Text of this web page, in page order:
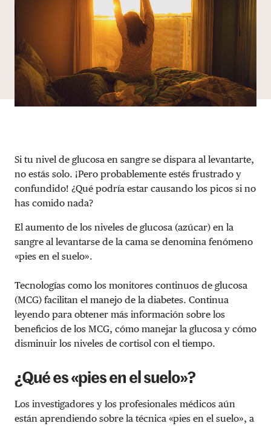
Si tu nivel de glucosa en sangre se dispara al levantarte,
no estás solo. ¡Pero probablemente estés frustrado y
confundido! ¿Qué podría estar causando los picos si no
has comido nada?
El aumento de los niveles de glucosa (azúcar) en la
sangre al levantarse de la cama se denomina fenómeno
«pies en el suelo».
Tecnologías como los monitores continuos de glucosa
(MCG) facilitan el manejo de la diabetes. Continua
leyendo para obtener más información sobre los
beneficios de los MCG, cómo manejar la glucosa y cómo
disminuir los niveles de cortisol con el tiempo.
¿Qué es «pies en el suelo»?
Los investigadores y los profesionales médicos aún
están aprendiendo sobre la técnica «pies en el suelo», a